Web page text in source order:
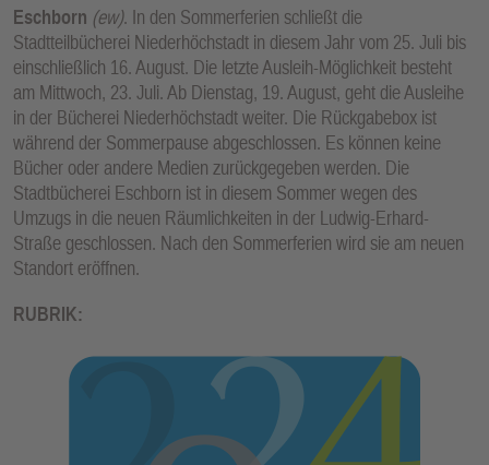
Eschborn (ew). In den Sommerferien schließt die
Stadtteilbücherei Niederhöchstadt in diesem Jahr vom 25. Juli bis
einschließlich 16. August. Die letzte Ausleih-Möglichkeit besteht
am Mittwoch, 23. Juli. Ab Dienstag, 19. August, geht die Ausleihe
in der Bücherei Niederhöchstadt weiter. Die Rückgabebox ist
während der Sommerpause abgeschlossen. Es können keine
Bücher oder andere Medien zurückgegeben werden. Die
Stadtbücherei Eschborn ist in diesem Sommer wegen des
Umzugs in die neuen Räumlichkeiten in der Ludwig-Erhard-
Straße geschlossen. Nach den Sommerferien wird sie am neuen
Standort eröffnen.
RUBRIK:
U
N
K
TI
O
N
E
N